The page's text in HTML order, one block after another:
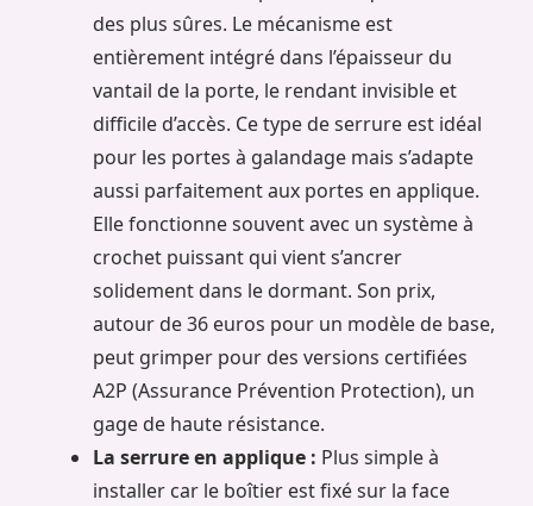
des plus sûres. Le mécanisme est
entièrement intégré dans l’épaisseur du
vantail de la porte, le rendant invisible et
difficile d’accès. Ce type de serrure est idéal
pour les portes à galandage mais s’adapte
aussi parfaitement aux portes en applique.
Elle fonctionne souvent avec un système à
crochet puissant qui vient s’ancrer
solidement dans le dormant. Son prix,
autour de 36 euros pour un modèle de base,
peut grimper pour des versions certifiées
A2P (Assurance Prévention Protection), un
gage de haute résistance.
La serrure en applique : Plus simple à
installer car le boîtier est fixé sur la face